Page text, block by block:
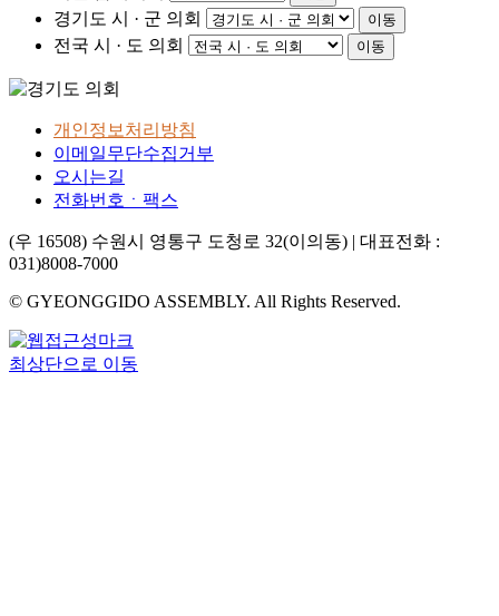
경기도 시 · 군 의회 이동
전국 시 · 도 의회 이동
개인정보처리방침
이메일무단수집거부
오시는길
전화번호ㆍ팩스
(우 16508) 수원시 영통구 도청로 32(이의동) | 대표전화 :
031)8008-7000
© GYEONGGIDO ASSEMBLY. All Rights Reserved.
최상단으로 이동